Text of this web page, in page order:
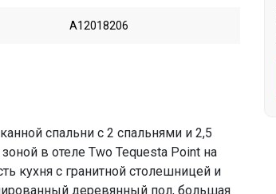
A12018206
спальни с 2 спальнями и 2,5
в отеле Two Tequesta Point на
кухня с гранитной столешницей и
деревянный пол, большая